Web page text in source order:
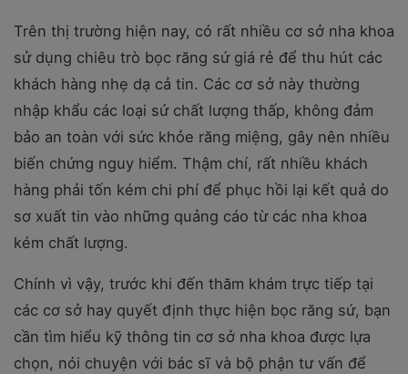
Trên thị trường hiện nay, có rất nhiều cơ sở nha khoa
sử dụng chiêu trò bọc răng sứ giá rẻ để thu hút các
khách hàng nhẹ dạ cả tin. Các cơ sở này thường
nhập khẩu các loại sứ chất lượng thấp, không đảm
bảo an toàn với sức khỏe răng miệng, gây nên nhiều
biến chứng nguy hiểm. Thậm chí, rất nhiều khách
hàng phải tốn kém chi phí để phục hồi lại kết quả do
sơ xuất tin vào những quảng cáo từ các nha khoa
kém chất lượng.
Chính vì vậy, trước khi đến thăm khám trực tiếp tại
các cơ sở hay quyết định thực hiện bọc răng sứ, bạn
cần tìm hiểu kỹ thông tin cơ sở nha khoa được lựa
chọn, nói chuyện với bác sĩ và bộ phận tư vấn để